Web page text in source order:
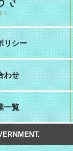
リシー
わせ
一覧